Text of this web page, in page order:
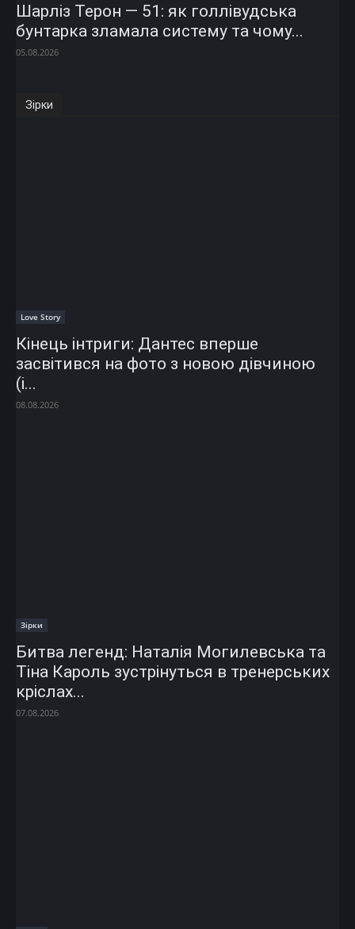
Шарліз Терон — 51: як голлівудська
бунтарка зламала систему та чому...
05.08.2026
Зірки
Love Story
Кінець інтриги: Дантес вперше
засвітився на фото з новою дівчиною
(і...
08.08.2026
Зірки
Битва легенд: Наталія Могилевська та
Тіна Кароль зустрінуться в тренерських
кріслах...
07.08.2026